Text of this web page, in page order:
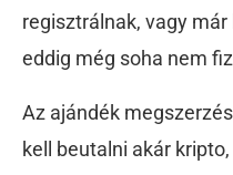
regisztrálnak, vagy
eddig még soha nem
Az ajándék
kell beutalni akár